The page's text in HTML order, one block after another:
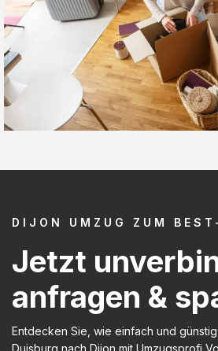
DIJON UMZUG ZUM
Jetzt
anfragen &
Entdecken Sie, wie einfach und
Duisburg nach Dijon mit Umzugsprofi